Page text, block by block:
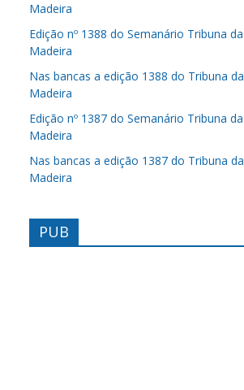
Madeira
Edição nº 1388 do Semanário Tribuna da
Madeira
Nas bancas a edição 1388 do Tribuna da
Madeira
Edição nº 1387 do Semanário Tribuna da
Madeira
Nas bancas a edição 1387 do Tribuna da
Madeira
PUB